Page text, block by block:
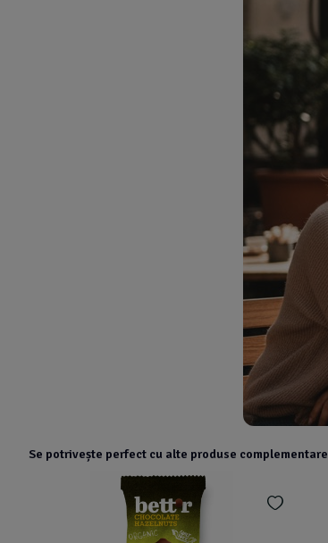
Se potrivește perfect cu alte produse complementare